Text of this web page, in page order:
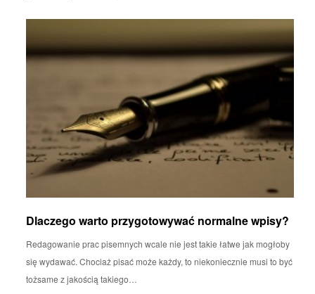
Dlaczego warto przygotowywać normalne wpisy?
Redagowanie prac pisemnych wcale nie jest takie łatwe jak mogłoby
się wydawać. Chociaż pisać może każdy, to niekoniecznie musi to być
tożsame z jakością takiego…